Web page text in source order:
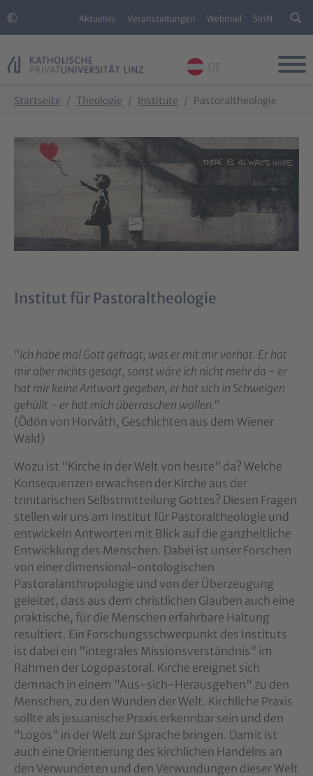
Aktuelles Veranstaltungen Webmail SInN
DE
Startseite Theologie Institute Pastoraltheologie
Institut für Pastoraltheologie
"Ich habe mal Gott gefragt, was er mit mir vorhat. Er hat
mir aber nichts gesagt, sonst wäre ich nicht mehr da - er
hat mir keine Antwort gegeben, er hat sich in Schweigen
gehüllt - er hat mich überraschen wollen."
(Ödön von Horváth, Geschichten aus dem Wiener
Wald)
Wozu ist "Kirche in der Welt von heute" da? Welche
Konsequenzen erwachsen der Kirche aus der
trinitarischen Selbstmitteilung Gottes? Diesen Fragen
stellen wir uns am Institut für Pastoraltheologie und
entwickeln Antworten mit Blick auf die ganzheitliche
Entwicklung des Menschen. Dabei ist unser Forschen
von einer dimensional-ontologischen
Pastoralanthropologie und von der Überzeugung
geleitet, dass aus dem christlichen Glauben auch eine
praktische, für die Menschen erfahrbare Haltung
resultiert. Ein Forschungsschwerpunkt des Instituts
ist dabei ein "integrales Missionsverständnis" im
Rahmen der Logopastoral. Kirche ereignet sich
demnach in einem "Aus-sich-Herausgehen" zu den
Menschen, zu den Wunden der Welt. Kirchliche Praxis
sollte als jesuanische Praxis erkennbar sein und den
"Logos" in der Welt zur Sprache bringen. Damit ist
auch eine Orientierung des kirchlichen Handelns an
den Verwundeten und den Verwundungen dieser Welt